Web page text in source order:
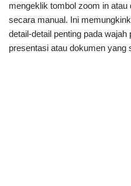
mengeklik tombol zoom in
secara manual. Ini
detail-detail penting pada
presentasi atau dokumen yang